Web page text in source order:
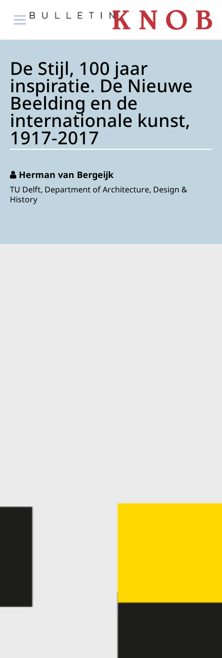
De Stijl, 100 jaar
inspiratie. De Nieuwe
Beelding en de
internationale kunst,
1917-2017
Herman van Bergeijk
TU Delft, Department of Architecture, Design &
History